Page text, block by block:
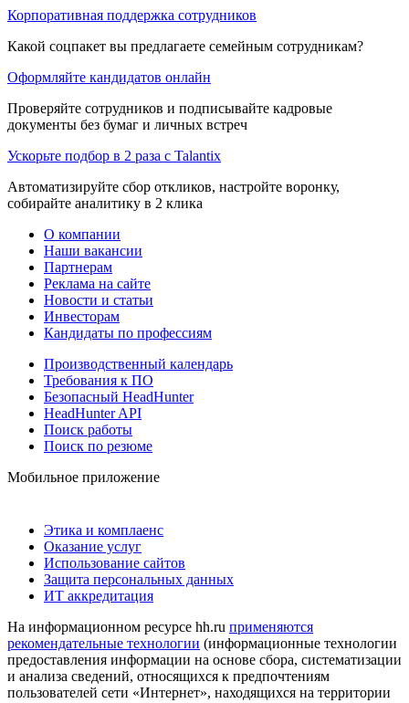
Корпоративная поддержка сотрудников
Какой соцпакет вы предлагаете семейным сотрудникам?
Оформляйте кандидатов онлайн
Проверяйте сотрудников и подписывайте кадровые
документы без бумаг и личных встреч
Ускорьте подбор в 2 раза с Talantix
Автоматизируйте сбор откликов, настройте воронку,
собирайте аналитику в 2 клика
О компании
Наши вакансии
Партнерам
Реклама на сайте
Новости и статьи
Инвесторам
Кандидаты по профессиям
Производственный календарь
Требования к ПО
Безопасный HeadHunter
HeadHunter API
Поиск работы
Поиск по резюме
Мобильное приложение
Этика и комплаенс
Оказание услуг
Использование сайтов
Защита персональных данных
ИТ аккредитация
На информационном ресурсе hh.ru применяются
рекомендательные технологии (информационные технологии
предоставления информации на основе сбора, систематизации
и анализа сведений, относящихся к предпочтениям
пользователей сети «Интернет», находящихся на территории